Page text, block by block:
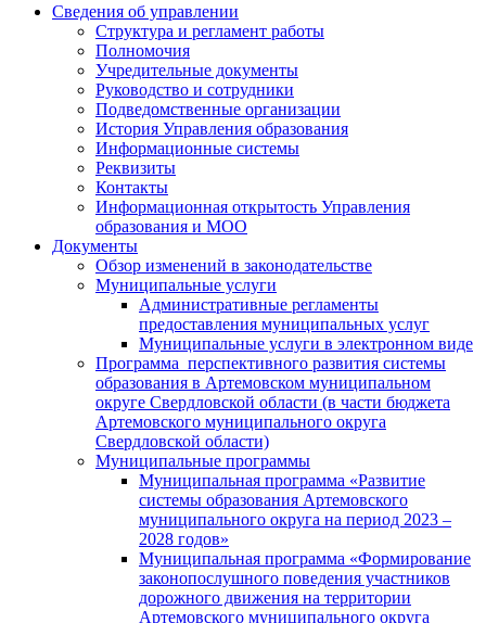
Сведения об управлении
Структура и регламент работы
Полномочия
Учредительные документы
Руководство и сотрудники
Подведомственные организации
История Управления образования
Информационные системы
Реквизиты
Контакты
Информационная открытость Управления
образования и МОО
Документы
Обзор изменений в законодательстве
Муниципальные услуги
Административные регламенты
предоставления муниципальных услуг
Муниципальные услуги в электронном виде
Программа перспективного развития системы
образования в Артемовском муниципальном
округе Свердловской области (в части бюджета
Артемовского муниципального округа
Свердловской области)
Муниципальные программы
Муниципальная программа «Развитие
системы образования Артемовского
муниципального округа на период 2023 –
2028 годов»
Муниципальная программа «Формирование
законопослушного поведения участников
дорожного движения на территории
Артемовского муниципального округа